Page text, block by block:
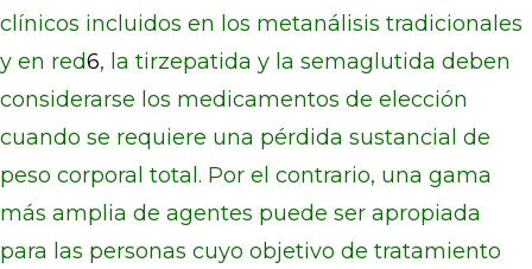
clínicos incluidos en los metanálisis tradicionales
y en red6, la tirzepatida y la semaglutida deben
considerarse los medicamentos de elección
cuando se requiere una pérdida sustancial de
peso corporal total. Por el contrario, una gama
más amplia de agentes puede ser apropiada
para las personas cuyo objetivo de tratamiento